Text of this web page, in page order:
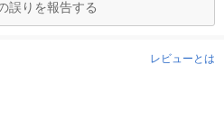
誤りを報告する
レビューとは